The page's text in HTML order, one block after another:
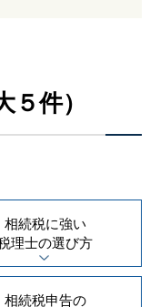
件）
相続税に強い
理士の選び方
相続税申告の